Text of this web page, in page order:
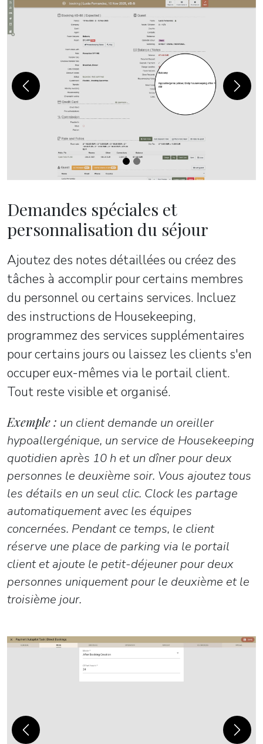
Previous Next
Demandes spéciales et
personnalisation du séjour
Ajoutez des notes détaillées ou créez des
tâches à accomplir pour certains membres
du personnel ou certains services. Incluez
des instructions de Housekeeping,
programmez des services supplémentaires
pour certains jours ou laissez les clients s'en
occuper eux-mêmes via le portail client.
Tout reste visible et organisé.
Exemple : un client demande un oreiller
hypoallergénique, un service de Housekeeping
quotidien après 10 h et un dîner pour deux
personnes le deuxième soir. Vous ajoutez tous
les détails en un seul clic. Clock les partage
automatiquement avec les équipes
concernées. Pendant ce temps, le client
réserve une place de parking via le portail
client et ajoute le petit-déjeuner pour deux
personnes uniquement pour le deuxième et le
troisième jour.
Previous Next